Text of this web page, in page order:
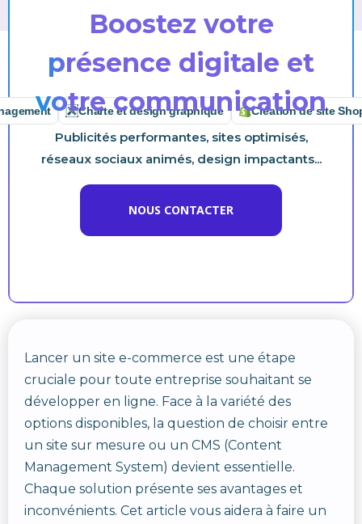
Boostez votre
présence digitale et
votre communication
Publicités performantes, sites optimisés,
réseaux sociaux animés, design impactants...
NOUS CONTACTER
Charte et design graphique Création de site Shopify
Lancer un site e-commerce est une étape
cruciale pour toute entreprise souhaitant se
développer en ligne. Face à la variété des
options disponibles, la question de choisir entre
un site sur mesure ou un CMS (Content
Management System) devient essentielle.
Chaque solution présente ses avantages et
inconvénients. Cet article vous aidera à faire un